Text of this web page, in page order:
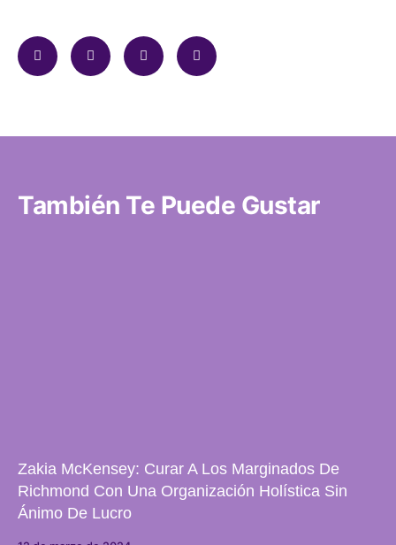
También Te Puede Gustar
Zakia McKensey: Curar A Los Marginados De
Richmond Con Una Organización Holística Sin
Ánimo De Lucro